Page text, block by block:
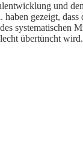
und
gezeigt,
systematischen
übertüncht wird.